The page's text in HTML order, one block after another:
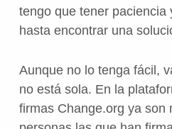
tengo que tener paciencia
hasta encontrar una
Aunque no lo tenga fácil,
no está sola. En la
firmas Change.org ya son